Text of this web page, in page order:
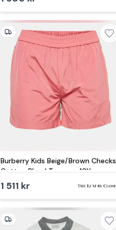
Burberry Kids Beige/Brown Checks
Cotton Blend Trousers 10Yrs
1 511 kr